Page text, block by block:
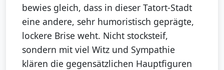
bewies gleich, dass in dieser Tatort-Stadt
eine andere, sehr humoristisch geprägte,
lockere Brise weht. Nicht stocksteif,
sondern mit viel Witz und Sympathie
klären die gegensätzlichen Hauptfiguren